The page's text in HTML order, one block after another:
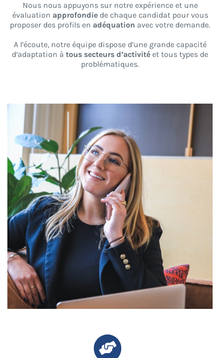
Nous nous appuyons sur notre expérience et une
évaluation approfondiede chaque candidat pour vous
proposer des profils en adéquation avec votre demande.
A l’écoute, notre équipe dispose d’une grande capacité
d’adaptation à tous secteurs d’activité et tous types de
problématiques.